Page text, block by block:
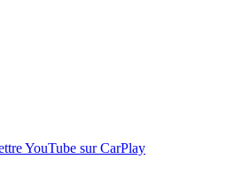
YouTube sur CarPlay